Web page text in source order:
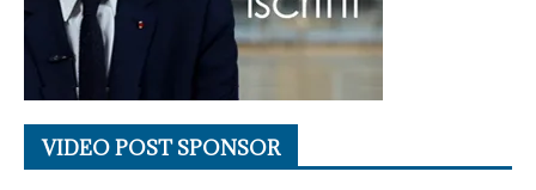
VIDEO POST SPONSOR